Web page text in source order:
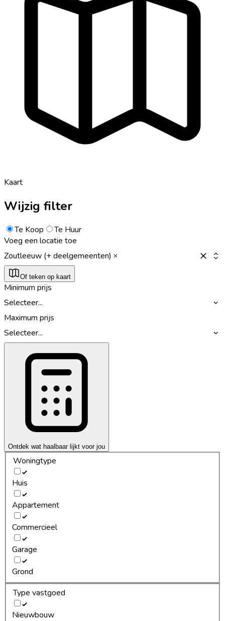
Kaart
Wijzig filter
Te Koop
Te Huur
Voeg een locatie toe
Zoutleeuw (+ deelgemeenten)
Of teken op kaart
Minimum prijs
Selecteer...
Maximum prijs
Selecteer...
Ontdek wat haalbaar lijkt voor jou
Woningtype
Huis
Appartement
Commercieel
Garage
Grond
Type vastgoed
Nieuwbouw